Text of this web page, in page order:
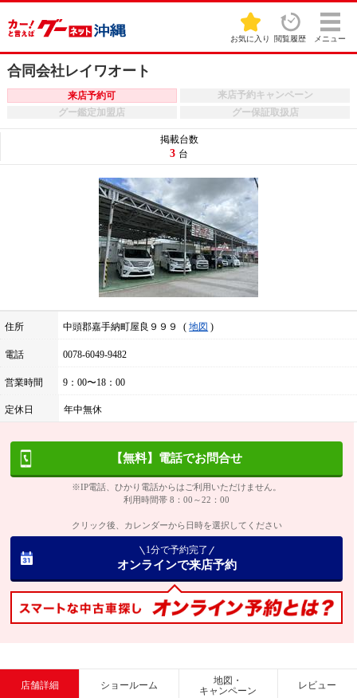
お気に入り 閲覧履歴 メニュー
合同会社レイワオート
来店予約可
来店予約キャンペーン
グー鑑定加盟店
グー保証取扱店
住所 中頭郡嘉手納町屋良９９９ 地図
電話 0078-6049-9482
営業時間 9：00〜18：00
定休日 年中無休
掲載台数
3 台
【無料】電話でお問合せ
※IP電話、ひかり電話からはご利用いただけません。
利用時間帯 8：00～22：00
クリック後、カレンダーから日時を選択してください
1分で予約完了
オンラインで来店予約
店舗詳細 ショールーム
地図・
キャンペーン
レビュー